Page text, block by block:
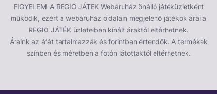
FIGYELEM! A REGIO JÁTÉK Webáruház önálló játéküzletként
működik, ezért a webáruház oldalain megjelenő játékok árai a
REGIO JÁTÉK üzleteiben kínált áraktól eltérhetnek.
Áraink az áfát tartalmazzák és forintban értendők. A termékek
színben és méretben a fotón látottaktól eltérhetnek.